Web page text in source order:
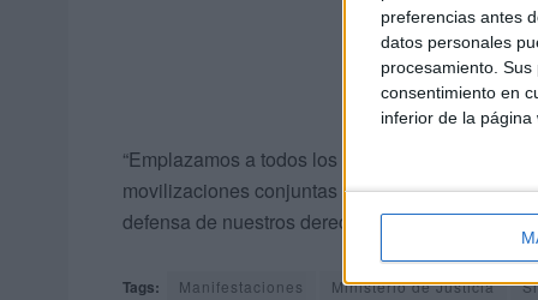
preferencias antes
datos personales
procesamiento.
consentimiento en
inferior de la página
“Emplazamos a todos los trabajadores y
movilizaciones conjuntas e instamos a otras
defensa de nuestros derechos”, exponen en el
Tags: Manifestaciones Ministerio de Justicia